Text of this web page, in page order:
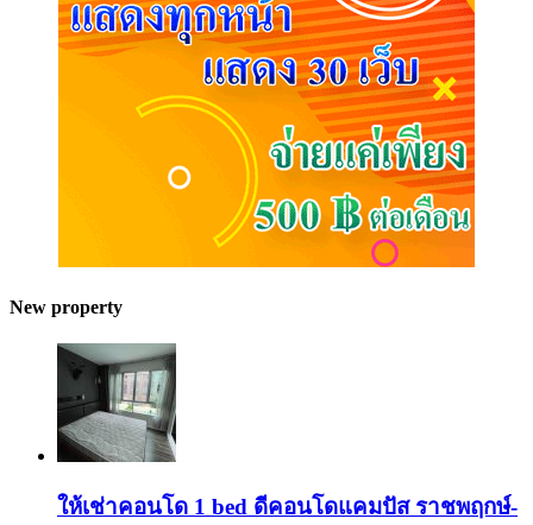
New property
ให้เช่าคอนโด 1 bed ดีคอนโดแคมปัส ราชพฤกษ์-